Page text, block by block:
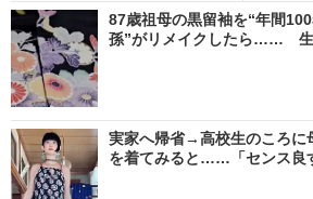
87歳祖母の黒留袖を“年間
孫”がリメイクしたら……
実家へ帰省→高校生のころに
を着てみると……「センス良